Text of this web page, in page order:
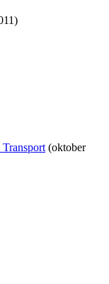
(oktober